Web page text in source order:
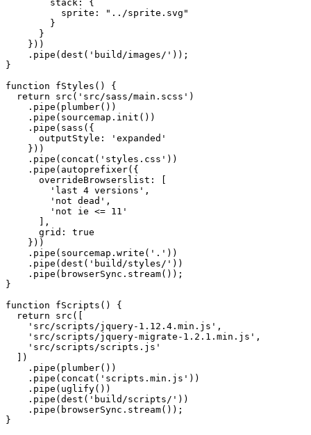
        stack: {
          sprite: "../sprite.svg"
        }
      }
    }))
    .pipe(dest('build/images/'));
}
function fStyles() {
  return src('src/sass/main.scss')
    .pipe(plumber())
    .pipe(sourcemap.init())
    .pipe(sass({
      outputStyle: 'expanded'
    }))
    .pipe(concat('styles.css'))
    .pipe(autoprefixer({
      overrideBrowserslist: [
        'last 4 versions',
        'not dead',
        'not ie <= 11'
      ],
      grid: true
    }))
    .pipe(sourcemap.write('.'))
    .pipe(dest('build/styles/'))
    .pipe(browserSync.stream());
}
function fScripts() {
  return src([
    'src/scripts/jquery-1.12.4.min.js',
    'src/scripts/jquery-migrate-1.2.1.min.js',
    'src/scripts/scripts.js'
  ])
    .pipe(plumber())
    .pipe(concat('scripts.min.js'))
    .pipe(uglify())
    .pipe(dest('build/scripts/'))
    .pipe(browserSync.stream());
}